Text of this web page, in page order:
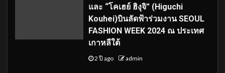
และ “โคเฮย์ ฮิงุจิ” (Higuchi
Kouhei)บินลัดฟ้าร่วมงาน SEOUL
FASHION WEEK 2024 ณ ประเทศ
เกาหลีใต้
2 ปี ago admin